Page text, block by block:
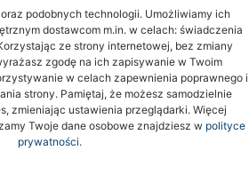
podobnych technologii. Umożliwiamy ich
dostawcom m.in. w celach: świadczenia
ze strony internetowej, bez zmiany
zgodę na ich zapisywanie w Twoim
w celach zapewnienia poprawnego i
strony. Pamiętaj, że możesz samodzielnie
zmieniając ustawienia przeglądarki. Więcej
Twoje dane osobowe znajdziesz w polityce
prywatności.